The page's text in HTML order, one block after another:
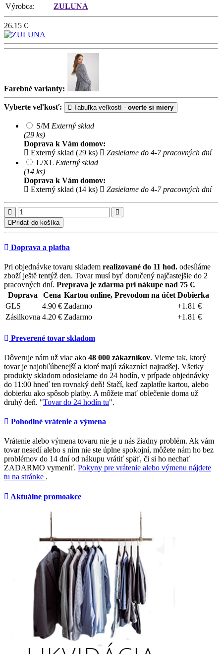
Výrobca:
ZULUNA
26.15 €
Farebné varianty:
Vyberte veľkosť: Tabuľka veľkostí - overte si miery
S/M Externý sklad
(29 ks)
Doprava k Vám domov:
Externý sklad (29 ks)
Zasielame do 4-7 pracovných dní
L/XL Externý sklad
(14 ks)
Doprava k Vám domov:
Externý sklad (14 ks)
Zasielame do 4-7 pracovných dní
Pridať do košíka
Doprava a platba
Pri objednávke tovaru skladem realizované do 11 hod. odesíláme
zboží ještě tentýž den. Tovar musí byť doručený najčastejšie do 2
pracovných dní. Preprava je zdarma pri nákupe nad 75 €.
Doprava
Cena Kartou online, Prevodom na účet Dobierka
GLS
4.90 € Zadarmo
+1.81 €
Zásilkovna 4.20 € Zadarmo +1.81 €
Preverené tovar skladom
Dôveruje nám už viac ako 48 000 zákazníkov. Vieme tak, ktorý
tovar je najobľúbenejší a ktoré majú zákazníci najradšej. Všetky
produkty skladom odosielame do 24 hodín, v prípade objednávky
do 11:00 hneď ten rovnaký deň! Stačí, keď zaplatíte kartou, alebo
dobierku ako spôsob platby. A môžete mať oblečenie doma už
druhý deň. "Tovar do 24 hodín tu".
Pohodlné vrátenie a výmena
Vrátenie alebo výmena tovaru nie je u nás žiadny problém. Ak vám
tovar nesedí alebo s ním nie ste úplne spokojní, môžete nám ho bez
problémov do 14 dní od nákupu vrátiť späť, či si ho nechať
ZADARMO vymeniť. Pokyny pre vrátenie alebo výmenu nájdete
tu na stránke .
Aktuálne promoakce